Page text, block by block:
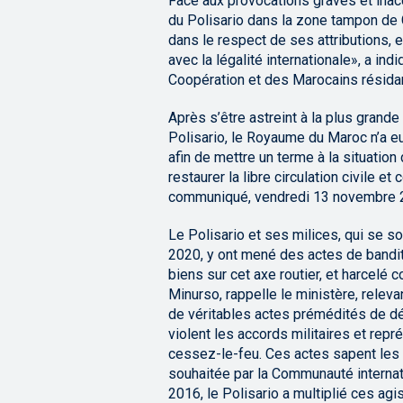
du Polisario dans la zone tampon de
dans le respect de ses attributions,
avec la légalité internationale», a
Coopération et des Marocains
Après s’être astreint à la plus
Polisario, le Royaume du Maroc n’a
afin de mettre un terme à la
restaurer la libre circulation civile et
communiqué, vendredi 13 novembre
Le Polisario et ses milices, qui se
2020, y ont mené des actes de
biens sur cet axe routier, et harcelé
Minurso, rappelle le ministère,
de véritables actes prémédités de
violent les accords militaires et
cessez-le-feu. Ces actes sapent
souhaitée par la Communauté
2016, le Polisario a multiplié ces